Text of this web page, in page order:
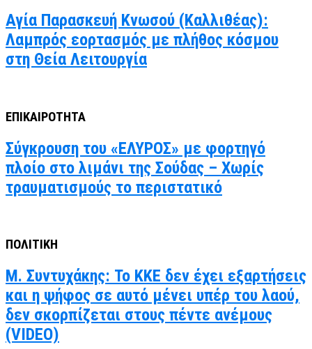
Αγία Παρασκευή Κνωσού (Καλλιθέας):
Λαμπρός εορτασμός με πλήθος κόσμου
στη Θεία Λειτουργία
ΕΠΙΚΑΙΡΟΤΗΤΑ
Σύγκρουση του «ΕΛΥΡΟΣ» με φορτηγό
πλοίο στο λιμάνι της Σούδας – Χωρίς
τραυματισμούς το περιστατικό
ΠΟΛΙΤΙΚΗ
Μ. Συντυχάκης: Το ΚΚΕ δεν έχει εξαρτήσεις
και η ψήφος σε αυτό μένει υπέρ του λαού,
δεν σκορπίζεται στους πέντε ανέμους
(VIDEO)